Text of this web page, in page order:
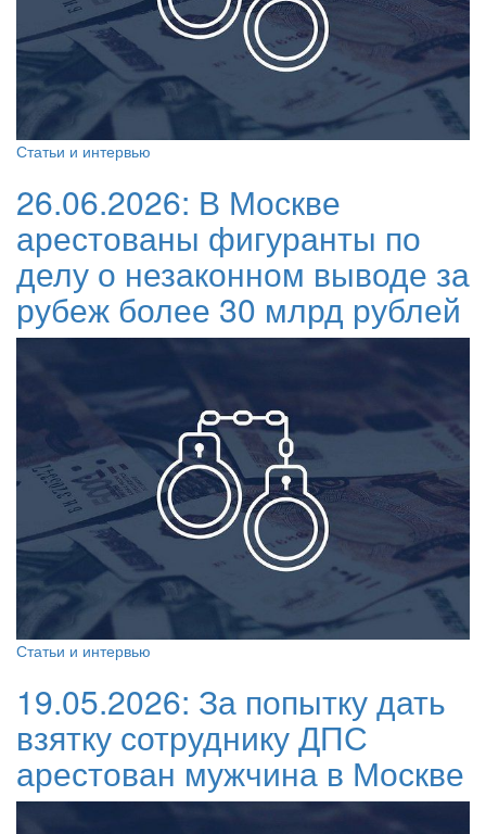
Статьи и интервью
26.06.2026: В Москве
арестованы фигуранты по
делу о незаконном выводе за
рубеж более 30 млрд рублей
Статьи и интервью
19.05.2026: За попытку дать
взятку сотруднику ДПС
арестован мужчина в Москве